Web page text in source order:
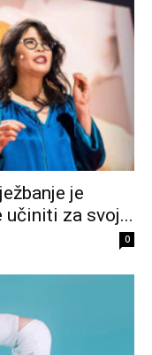
je
učiniti za svoj...
0